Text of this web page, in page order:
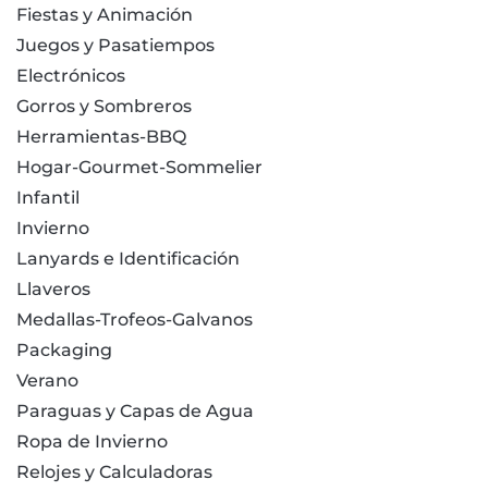
Fiestas y Animación
Juegos y Pasatiempos
Electrónicos
Gorros y Sombreros
Herramientas-BBQ
Hogar-Gourmet-Sommelier
Infantil
Invierno
Lanyards e Identificación
Llaveros
Medallas-Trofeos-Galvanos
Packaging
Verano
Paraguas y Capas de Agua
Ropa de Invierno
Relojes y Calculadoras